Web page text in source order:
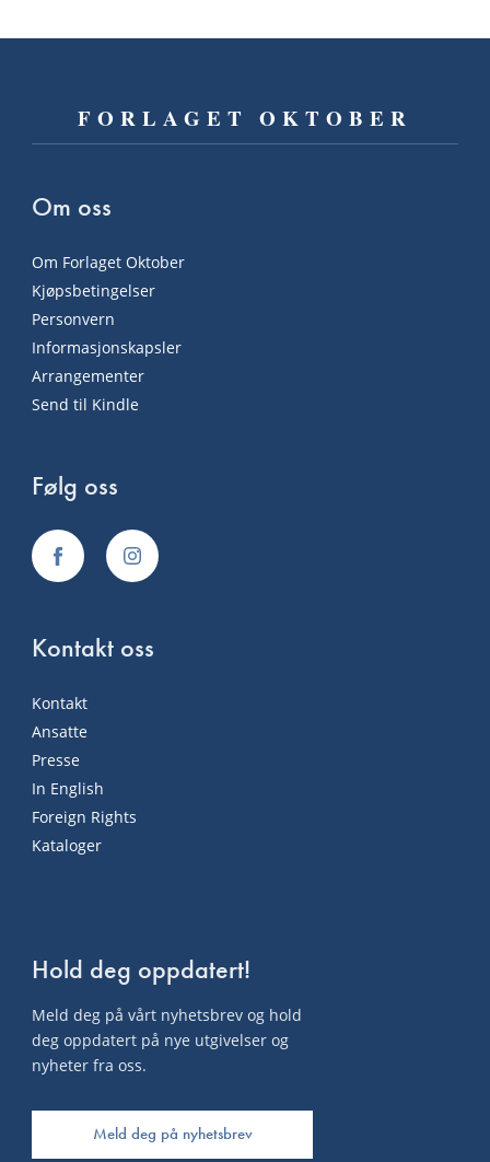
FORLAGET OKTOBER
Om oss
Om Forlaget Oktober
Kjøpsbetingelser
Personvern
Informasjonskapsler
Arrangementer
Send til Kindle
Følg oss
Kontakt oss
Kontakt
Ansatte
Presse
In English
Foreign Rights
Kataloger
Hold deg oppdatert!
Meld deg på vårt nyhetsbrev og hold
deg oppdatert på nye utgivelser og
nyheter fra oss.
Meld deg på nyhetsbrev